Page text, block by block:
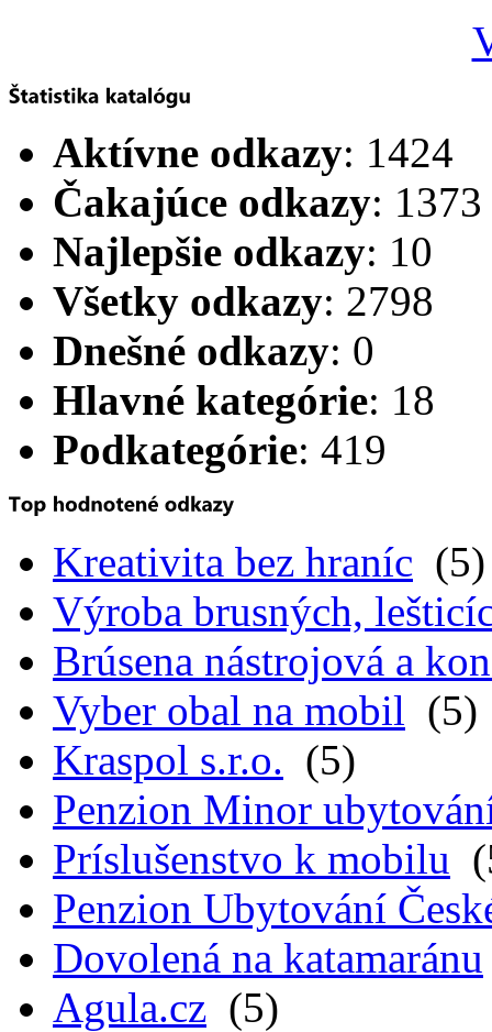
Aktívne odkazy: 1424
Čakajúce odkazy: 1373
Najlepšie odkazy: 10
Všetky odkazy: 2798
Dnešné odkazy: 0
Hlavné kategórie: 18
Podkategórie: 419
Kreativita bez hraníc (5)
Výroba brusných,
Brúsena nástrojová a
Vyber obal na mobil (5)
Kraspol s.r.o. (5)
Penzion Minor
Príslušenstvo k mobilu
Penzion Ubytování
Dovolená na katamaránu
Agula.cz (5)